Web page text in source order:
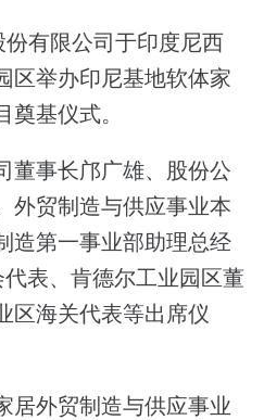
有限公司于印度尼西
区举办印尼基地软体家
奠基仪式。
董事长邝广雄、股份公
外贸制造与供应事业本
造第一事业部助理总经
表、肯德尔工业园区董
区海关代表等出席仪
居外贸制造与供应事业